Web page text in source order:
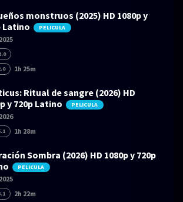
monstruos (2025) HD 1080p y
Latino
PELICULA
2025
1h 25m
Ritual de sangre (2026) HD
y 720p Latino
PELICULA
2026
1h 28m
Sombra (2026) HD 1080p y 720p
PELICULA
2025
2h 22m